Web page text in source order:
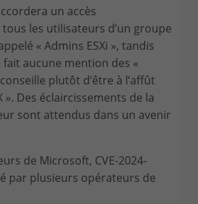
un accès
les utilisateurs d’un groupe
« Admins ESXi », tandis
aucune mention des «
plutôt d’être à l’affût
». Des éclaircissements de la
sont attendus dans un avenir
de Microsoft, CVE-2024-
par plusieurs opérateurs de